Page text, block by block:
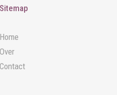
Sitemap
Home
Over
Contact